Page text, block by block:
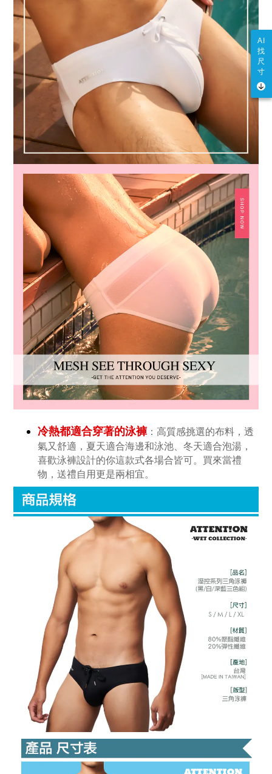
冷熱都適合穿著的泳褲：高質感挑選的布料，透
氣又舒適，夏天適合海邊和泳池、冬天適合泡湯，
喜歡泳褲設計的你這款式各場合皆可。買來當禮
物，送禮自用更是兩相宜。
AI
找
尺
寸